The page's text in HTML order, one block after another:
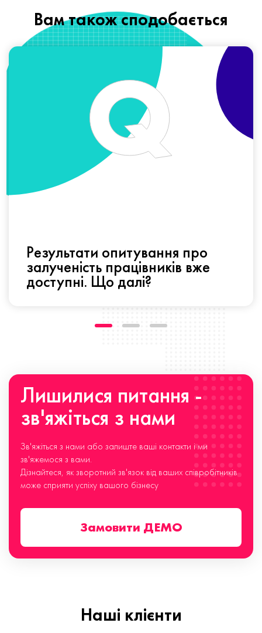
Вам також сподобається
Результати опитування про
залученість працівників вже
доступні. Що далі?
Лишилися питання -
зв'яжіться з нами
Зв'яжіться з нами або залиште ваші контакти і ми
зв'яжемося з вами.
Дізнайтеся, як зворотний зв'язок від ваших співробітників
може сприяти успіху вашого бізнесу
Замовити ДЕМО
Наші клієнти